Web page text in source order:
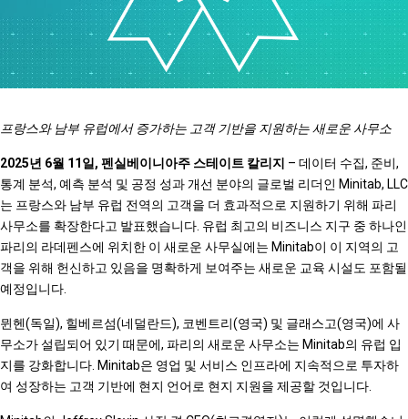
프랑스와 남부 유럽에서 증가하는 고객 기반을 지원하는 새로운 사무소
2025년 6월 11일, 펜실베이니아주 스테이트 칼리지 – 데이터 수집, 준비,
통계 분석, 예측 분석 및 공정 성과 개선 분야의 글로벌 리더인 Minitab, LLC
는 프랑스와 남부 유럽 전역의 고객을 더 효과적으로 지원하기 위해 파리
사무소를 확장한다고 발표했습니다. 유럽 최고의 비즈니스 지구 중 하나인
파리의 라데펜스에 위치한 이 새로운 사무실에는 Minitab이 이 지역의 고
객을 위해 헌신하고 있음을 명확하게 보여주는 새로운 교육 시설도 포함될
예정입니다.
뮌헨(독일), 힐베르섬(네덜란드), 코벤트리(영국) 및 글래스고(영국)에 사
무소가 설립되어 있기 때문에, 파리의 새로운 사무소는 Minitab의 유럽 입
지를 강화합니다. Minitab은 영업 및 서비스 인프라에 지속적으로 투자하
여 성장하는 고객 기반에 현지 언어로 현지 지원을 제공할 것입니다.